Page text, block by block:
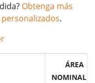
Obtenga más
.
ÁREA
NOMINAL